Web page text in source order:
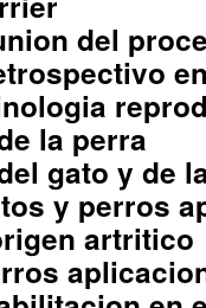
del
la perra
gato y de
y perros
artritico